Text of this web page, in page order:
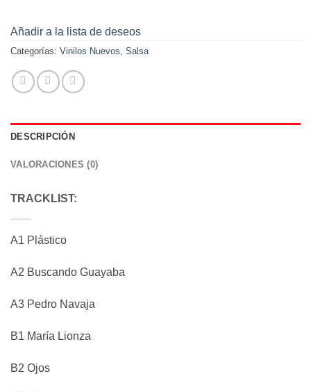
Añadir a la lista de deseos
Categorías: Vinilos Nuevos Salsa
DESCRIPCIÓN
VALORACIONES (0)
TRACKLIST:
A1 Plástico
A2 Buscando Guayaba
A3 Pedro Navaja
B1 María Lionza
B2 Ojos